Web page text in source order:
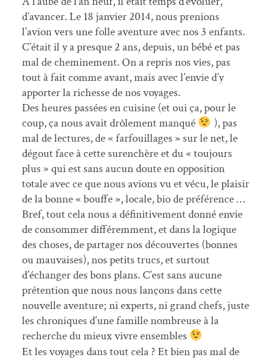
d’avancer. Le 18 janvier 2014, nous prenions
l’avion vers une folle aventure avec nos 3 enfants.
C’était il y a presque 2 ans, depuis, un bébé et pas
mal de cheminement. On a repris nos vies, pas
tout à fait comme avant, mais avec l’envie d’y
apporter la richesse de nos voyages.
Des heures passées en cuisine (et oui ça, pour le
coup, ça nous avait drôlement manqué
),pas
mal de lectures, de « farfouillages » sur le net, le
dégout face à cette surenchère et du « toujours
plus » qui est sans aucun doute en opposition
totale avec ce que nous avions vu et vécu, le plaisir
de la bonne « bouffe », locale, bio de préférence …
Bref, tout cela nous a définitivement donné envie
de consommer différemment, et dans la logique
des choses, de partager nos découvertes (bonnes
ou mauvaises), nos petits trucs, et surtout
d’échanger des bons plans. C’est sans aucune
prétention que nous nous lançons dans cette
nouvelle aventure; ni experts, ni grand chefs, juste
les chroniques d’une famille nombreuse à la
recherche du mieux vivre ensembles
Et les voyages dans tout cela ? Et bien pas mal de